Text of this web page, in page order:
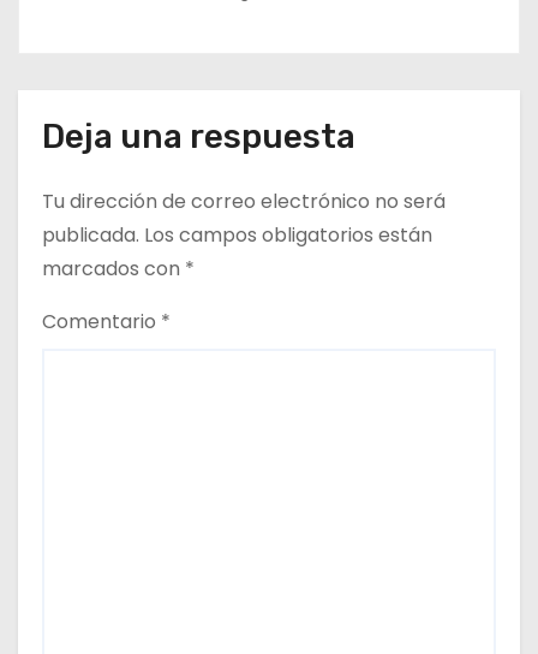
Deja una respuesta
Tu dirección de correo electrónico no será
publicada. Los campos obligatorios están
marcados con *
Comentario *